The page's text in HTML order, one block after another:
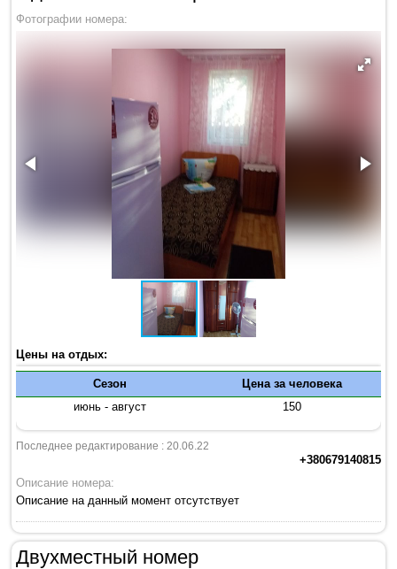
Фотографии номера:
Цены на отдых:
Сезон
Цена за человека
июнь - август
150
Последнее редактирование : 20.06.22
+380679140815
Описание номера:
Описание на данный момент отсутствует
Двухместный номер